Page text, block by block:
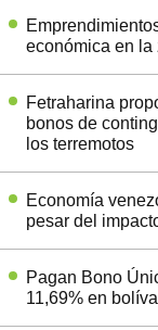
económica en la
Fetraharina
bonos de
los terremotos
Economía
pesar del
Pagan Bono
11,69% en